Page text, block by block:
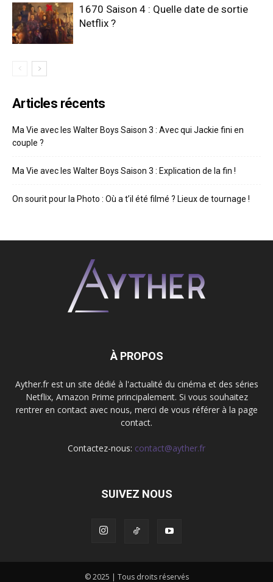
1670 Saison 4 : Quelle date de sortie
Netflix ?
Articles récents
Ma Vie avec les Walter Boys Saison 3 : Avec qui Jackie fini en
couple ?
Ma Vie avec les Walter Boys Saison 3 : Explication de la fin !
On sourit pour la Photo : Où a t’il été filmé ? Lieux de tournage !
À PROPOS
Ayther.fr est un site dédié à l'actualité du cinéma et des séries
Netflix, Amazon Prime principalement. Si vous souhaitez
rentrer en contact avec nous, merci de vous référer à la page
contact.
Contactez-nous: contact@ayther.fr
SUIVEZ NOUS
© 2025 | Tous droits réservés